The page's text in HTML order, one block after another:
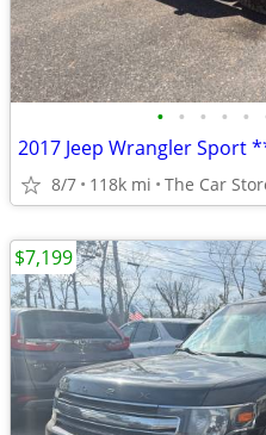
• • • • •
2017 Jeep Wrangler Sport
8/7 118k mi The Car
$7,199